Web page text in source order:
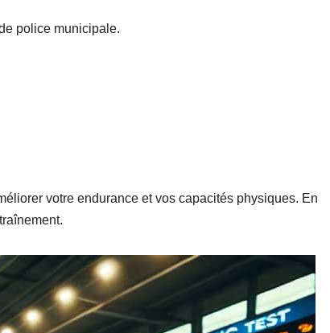
police municipale.
votre endurance et vos capacités physiques. En